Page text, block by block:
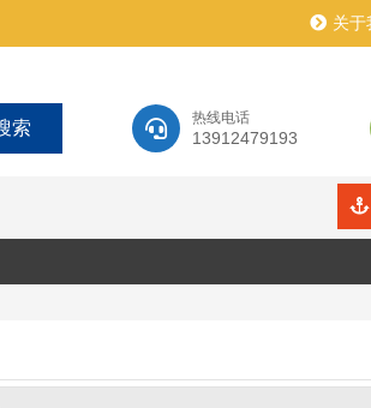
关于
热线电话
13912479193